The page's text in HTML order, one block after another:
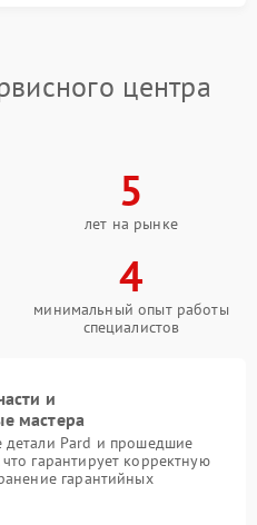
центра
5
лет на рынке
4
минимальный опыт работы
специалистов
и
мастера
детали Pard и прошедшие
гарантирует корректную
гарантийных